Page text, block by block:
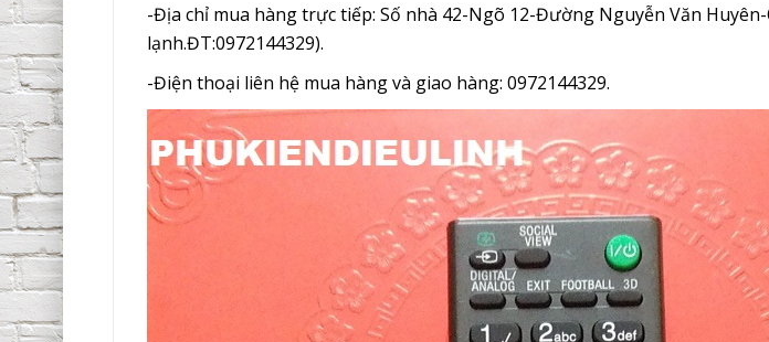
-Địa chỉ mua hàng trực tiếp: Số nhà 42-Ngõ 12-Đường Nguyễn Văn
lạnh.ĐT:0972144329).
-Điện thoại liên hệ mua hàng và giao hàng: 0972144329.